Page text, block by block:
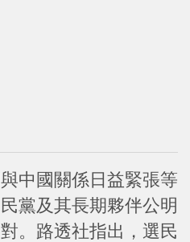
中國關係日益緊張等
黨及其長期夥伴公明
。路透社指出，選民